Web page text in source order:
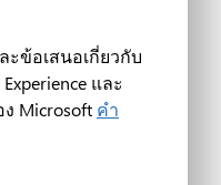
ข้อเสนอเกี่ยวกับ
และ
Microsoft คำ